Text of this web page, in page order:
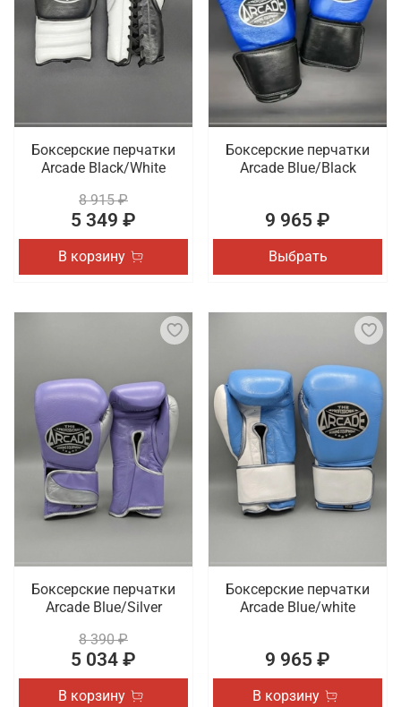
Боксерские перчатки
Arcade Black/White
8 915 ₽
5 349 ₽
В корзину
Боксерские перчатки
Arcade Blue/Black
9 965 ₽
Выбрать
Боксерские перчатки
Arcade Blue/Silver
8 390 ₽
5 034 ₽
В корзину
Боксерские перчатки
Arcade Blue/white
9 965 ₽
В корзину